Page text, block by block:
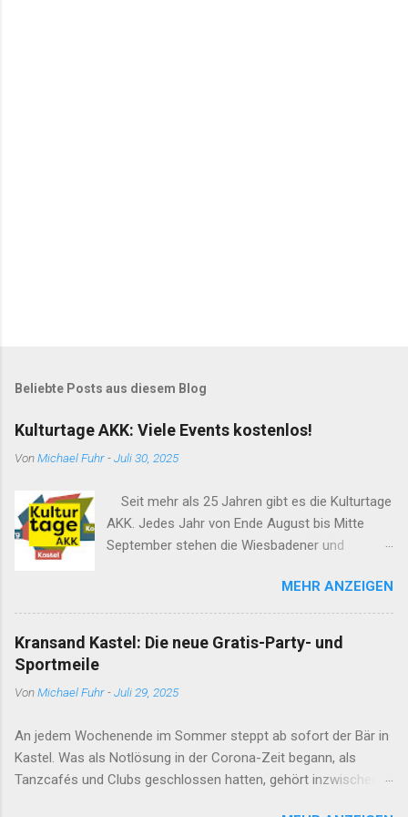
Beliebte Posts aus diesem Blog
Kulturtage AKK: Viele Events kostenlos!
VonMichael Fuhr -Juli 30, 2025
Seit mehr als 25 Jahren gibt es die Kulturtage
AKK. Jedes Jahr von Ende August bis Mitte
September stehen die Wiesbadener und
Kastel und Kostheim im Mittelpunkt von
Bühnenprogramm, Ausstellungen, Open-Air-
Kino und vielem mehr. Viele der Events sind
kostenlos. Hier geht es zum Programm. Die
Amöneburg, Kastel und Kostheim (AKK) finden
September statt – seit über 25 Jahren!
MEHR ANZEIGEN
Kransand Kastel: Die neue Gratis-Party- und
Sportmeile
VonMichael Fuhr -Juli 29, 2025
An jedem Wochenende im Sommer steppt ab sofort der Bär in
Kastel. Was als Notlösung in der Corona-Zeit begann, als
Tanzcafés und Clubs geschlossen hatten, gehört inzwischen in